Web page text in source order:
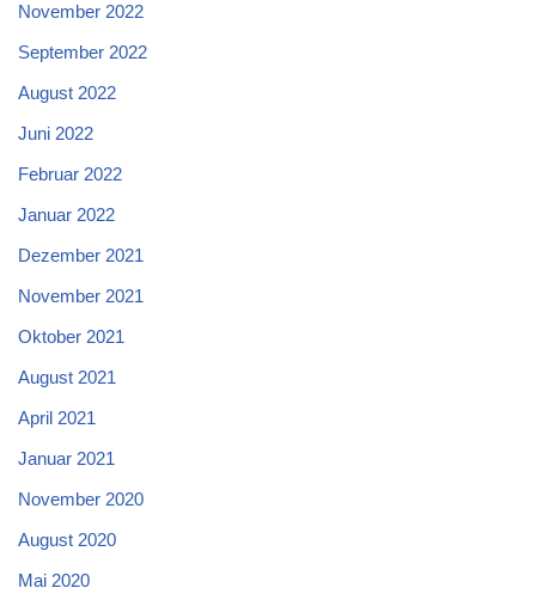
November 2022
September 2022
August 2022
Juni 2022
Februar 2022
Januar 2022
Dezember 2021
November 2021
Oktober 2021
August 2021
April 2021
Januar 2021
November 2020
August 2020
Mai 2020